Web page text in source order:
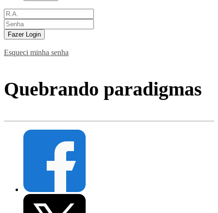
Fazer Login
Esqueci minha senha
Quebrando paradigmas